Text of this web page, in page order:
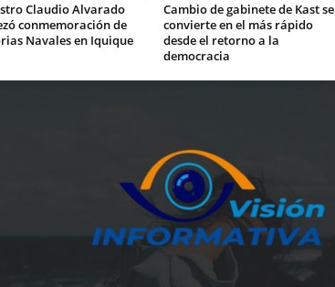
Claudio Alvarado
conmemoración de
Navales en Iquique
Cambio de gabinete de Kast se
convierte en el más rápido
desde el retorno a la
democracia